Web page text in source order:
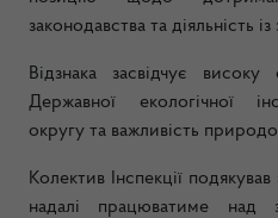
законодавства та діяльність
Відзнака засвідчує
Державної екологічної
округу та важливість
Колектив Інспекції
надалі працюватиме над